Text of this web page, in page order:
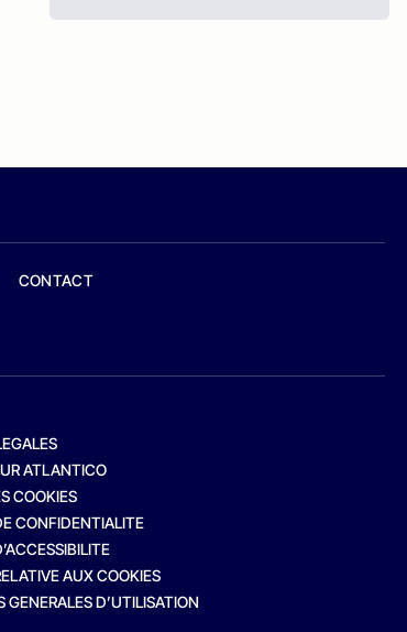
CONTACT
ATLANTICO
COOKIES
CONFIDENTIALITE
AUX COOKIES
GENERALES D’UTILISATION